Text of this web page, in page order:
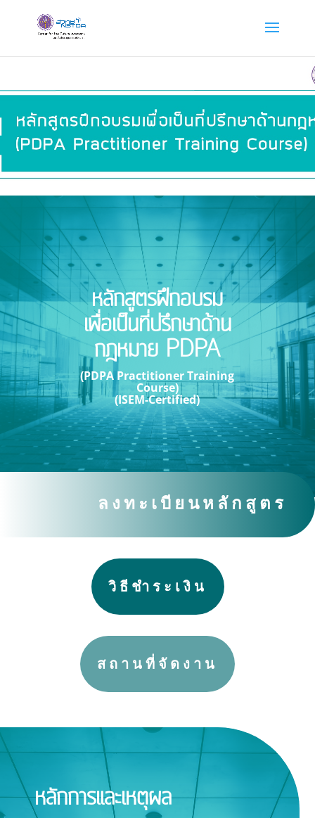
หลักสูตรฝึกอบรม
เพื่อเป็นที่ปรึกษาด้าน
กฎหมาย PDPA
(PDPA Practitioner Training
Course)
(ISEM-Certified)
ลงทะเบียนหลักสูตร
วิธีชำระเงิน
สถานที่จัดงาน
หลักการและเหตุผล